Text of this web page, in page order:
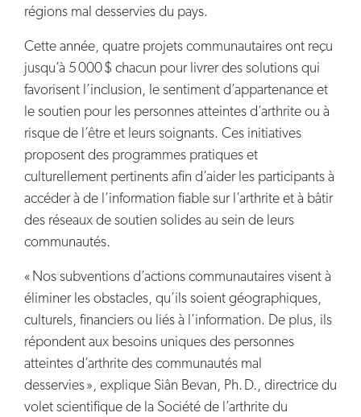
régions mal desservies du pays.
Cette année, quatre projets communautaires ont reçu
jusqu’à 5 000 $ chacun pour livrer des solutions qui
favorisent l’inclusion, le sentiment d’appartenance et
le soutien pour les personnes atteintes d’arthrite ou à
risque de l’être et leurs soignants. Ces initiatives
proposent des programmes pratiques et
culturellement pertinents afin d’aider les participants à
accéder à de l’information fiable sur l’arthrite et à bâtir
des réseaux de soutien solides au sein de leurs
communautés.
« Nos subventions d’actions communautaires visent à
éliminer les obstacles, qu’ils soient géographiques,
culturels, financiers ou liés à l’information. De plus, ils
répondent aux besoins uniques des personnes
atteintes d’arthrite des communautés mal
desservies », explique Siân Bevan, Ph. D., directrice du
volet scientifique de la Société de l’arthrite du